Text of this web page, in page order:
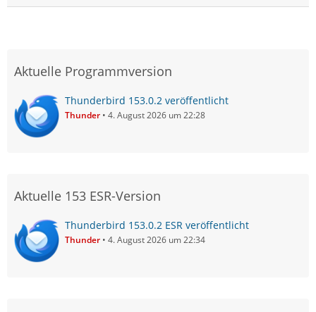
Aktuelle Programmversion
Thunderbird 153.0.2 veröffentlicht
Thunder 4. August 2026 um 22:28
Aktuelle 153 ESR-Version
Thunderbird 153.0.2 ESR veröffentlicht
Thunder 4. August 2026 um 22:34